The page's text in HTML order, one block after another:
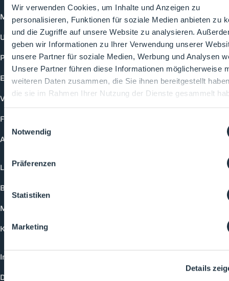
Wir verwenden Cookies, um Inhalte und Anzeigen zu
personalisieren, Funktionen für soziale Medien anbieten zu
und die Zugriffe auf unsere Website zu analysieren.
geben wir Informationen zu Ihrer Verwendung unserer
unsere Partner für soziale Medien, Werbung und Analysen
Unsere Partner führen diese Informationen möglicherweise
weiteren Daten zusammen, die Sie ihnen bereitgestellt
die sie im Rahmen Ihrer Nutzung der Dienste gesammelt
Einwilligungsauswahl
Notwendig
Präferenzen
Statistiken
Marketing
Details
Mediathek
Unternehmen
Produkte
Events
Vorträge
Future-Faces
Academy
Login
Buchungsmöglichkeiten
Medienformate
Kontakt
Impressum
Datenschutzerklärung